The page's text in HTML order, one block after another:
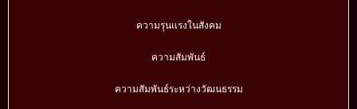
ความรุนแรงในสังคม
ความสัมพันธ์
ความสัมพันธ์ระหว่างวัฒนธรรม